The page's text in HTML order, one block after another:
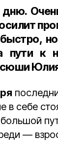
пути к
в себе
—